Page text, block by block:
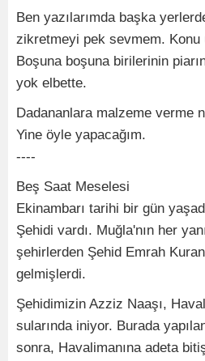
Ben yazılarımda başka
zikretmeyi pek sevmem. Konu
Boşuna boşuna birilerinin
yok elbette.
Dadananlara malzeme verme
Yine öyle yapacağım.
----
Beş Saat Meselesi
Ekinambarı tarihi bir gün
Şehidi vardı. Muğla'nın her
şehirlerden Şehid Emrah
gelmişlerdi.
Şehidimizin Azziz Naaşı,
sularında iniyor. Burada
sonra, Havalimanına adeta